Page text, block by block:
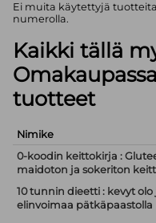
Ei muita käytettyjä
numerolla.
Kaikki tällä
tuotteet
Nimike
0-koodin keittokirja :
maidoton ja sokeriton
10 tunnin dieetti : kevyt olo
elinvoimaa pätkäpaastolla